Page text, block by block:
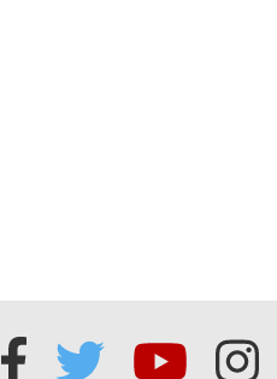
Acessar
Acessar